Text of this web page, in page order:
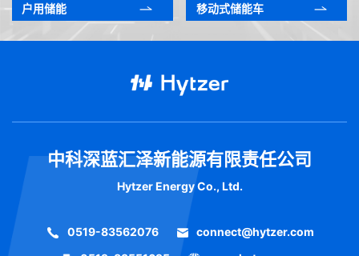
户用储能 移动式储能车
中科深蓝汇泽新能源有限责任公司
Hytzer Energy Co., Ltd.
0519-83562076
connect@hytzer.com